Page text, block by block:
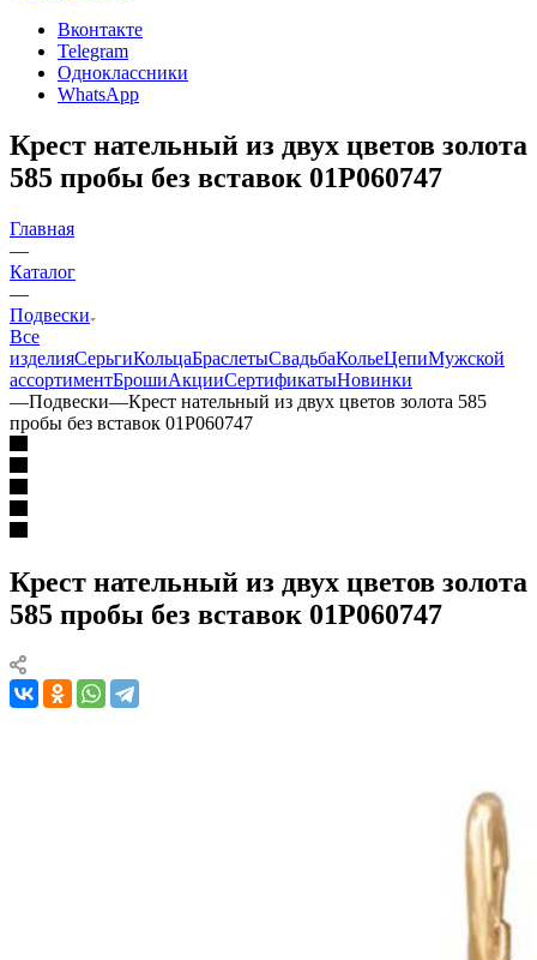
Вконтакте
Telegram
Одноклассники
WhatsApp
Крест нательный из двух цветов золота
585 пробы без вставок 01Р060747
Главная
—
Каталог
—
Подвески
Все
изделияСерьгиКольцаБраслетыСвадьбаКольеЦепиМужской
ассортиментБрошиАкцииСертификатыНовинки
—Подвески—Крест нательный из двух цветов золота 585
пробы без вставок 01Р060747
Крест нательный из двух цветов золота
585 пробы без вставок 01Р060747